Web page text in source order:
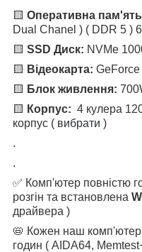
🟨 Оперативна
Dual Chanel ) ( DDR 5 )
🟨 SSD Диск: NVMe
🟨 Відеокарта: GeForce
🟨 Блок живлення:
🟨 Корпус: 4 кулера
корпус ( вибрати )
.
.
✅ Комп'ютер повністю
розгін та встановлена
драйвера )
📛 Кожен наш комп'ютер
годин ( AIDA64,